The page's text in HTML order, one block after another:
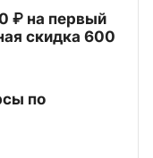
₽ на первый
скидка 600
по